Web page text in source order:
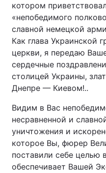
котором
«непобедимого
славной немецкой
Как глава Украинской
церкви, я передаю
сердечные
столицей Украины,
Днепре — Киевом!..
Видим в Вас
несравненной и
уничтожения и
которое Вы, фюрер
поставили себе целью
обеспечивает Вашей